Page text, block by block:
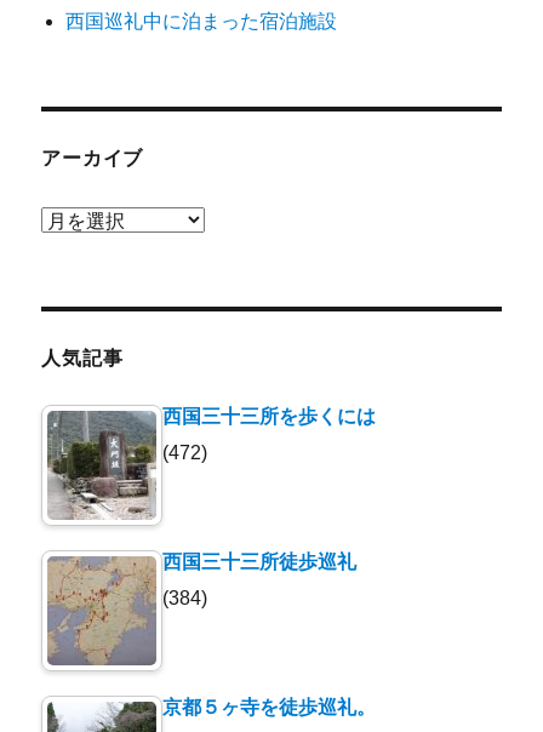
西国巡礼中に泊まった宿泊施設
アーカイブ
ア
ブ
人気記事
西国三十三所を歩くには
(472)
西国三十三所徒歩巡礼
(384)
京都５ヶ寺を徒歩巡礼。